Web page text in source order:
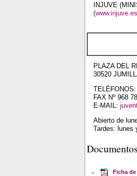
INJUVE
PLAZA DEL
30520
FAX Nº 968
E-MAIL:
Abierto de
Tardes: lunes
Documentos
Ficha